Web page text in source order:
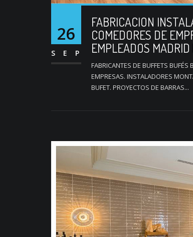
26
SEP
FABRICACION
COMEDORES DE
EMPLEADOS
FABRICANTES DE BUFFETS
EMPRESAS. INSTALADORES
BUFET. PROYECTOS DE BARRAS...